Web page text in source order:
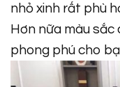
nhỏ xinh rất phù
Hơn nữa màu sắc
phong phú cho